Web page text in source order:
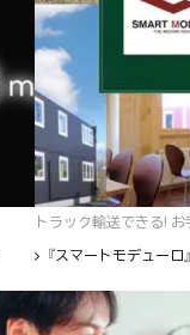
トラック輸送できる!
『スマートモデューロ